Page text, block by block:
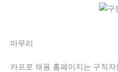
마무리
카프로 채용 홈페이지는 구직